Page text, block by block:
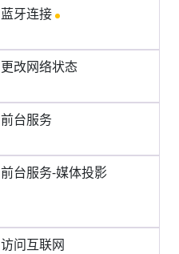
蓝牙连接
更改网络状态
前台服务
前台服务-媒体投影
访问互联网